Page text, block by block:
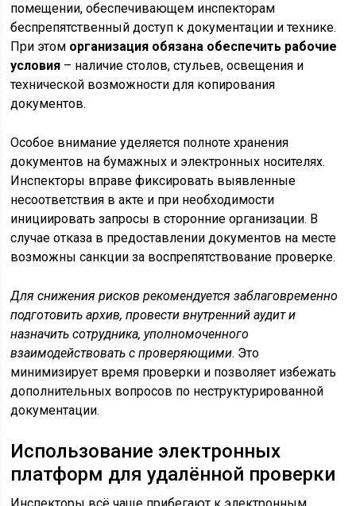
помещении, обеспечивающем инспекторам
беспрепятственный доступ к документации и технике.
При этом организация обязана обеспечить рабочие
условия – наличие столов, стульев, освещения и
технической возможности для копирования
документов.
Особое внимание уделяется полноте хранения
документов на бумажных и электронных носителях.
Инспекторы вправе фиксировать выявленные
несоответствия в акте и при необходимости
инициировать запросы в сторонние организации. В
случае отказа в предоставлении документов на месте
возможны санкции за воспрепятствование проверке.
Для снижения рисков рекомендуется заблаговременно
подготовить архив, провести внутренний аудит и
назначить сотрудника, уполномоченного
взаимодействовать с проверяющими. Это
минимизирует время проверки и позволяет избежать
дополнительных вопросов по неструктурированной
документации.
Использование электронных
платформ для удалённой проверки